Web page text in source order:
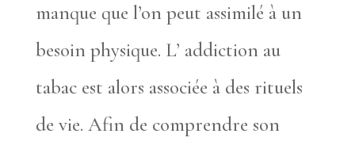
manque que l’on peut assimilé à un
besoin physique. L’ addiction au
tabac est alors associée à des rituels
de vie. Afin de comprendre son